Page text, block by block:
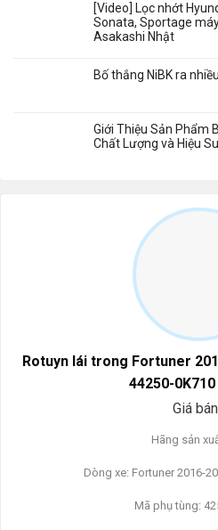
[Video] Lọc nhớt
Sonata, Sportage
Asakashi Nhật
Bố thắng NiBK ra
Giới Thiệu Sản Phẩm
Chất Lượng và Hiệu
Rotuyn lái trong Fortuner
44250-
Giá
Hãng sản
Dòng xe: Fortuner 2016-
Mã phụ tùng: